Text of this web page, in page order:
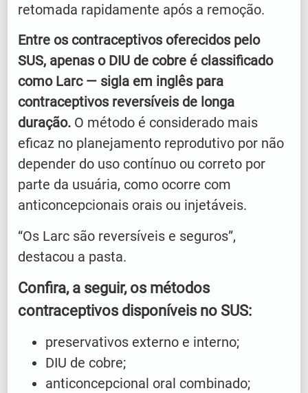
retomada rapidamente após a remoção.
Entre os contraceptivos oferecidos pelo
SUS, apenas o DIU de cobre é classificado
como Larc — sigla em inglês para
contraceptivos reversíveis de longa
duração. O método é considerado mais
eficaz no planejamento reprodutivo por não
depender do uso contínuo ou correto por
parte da usuária, como ocorre com
anticoncepcionais orais ou injetáveis.
“Os Larc são reversíveis e seguros”,
destacou a pasta.
Confira, a seguir, os métodos
contraceptivos disponíveis no SUS:
preservativos externo e interno;
DIU de cobre;
anticoncepcional oral combinado;